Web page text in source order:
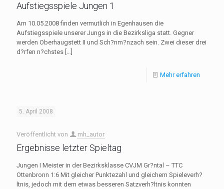
Aufstiegsspiele Jungen 1
Am 10.05.2008 finden vermutlich in Egenhausen die
Aufstiegsspiele unserer Jungs in die Bezirksliga statt. Gegner
werden Oberhaugstett II und Sch?nm?nzach sein. Zwei dieser drei
d?rfen n?chstes […]
Mehr erfahren
5. April 2008
Veröffentlicht von mh_autor
Ergebnisse letzter Spieltag
Jungen I Meister in der Bezirksklasse CVJM Gr?ntal – TTC
Ottenbronn 1:6 Mit gleicher Punktezahl und gleichem Spieleverh?
ltnis, jedoch mit dem etwas besseren Satzverh?ltnis konnten